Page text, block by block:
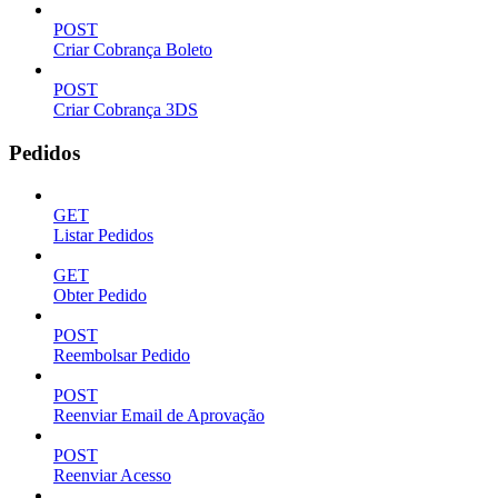
POST
Criar Cobrança Boleto
POST
Criar Cobrança 3DS
Pedidos
GET
Listar Pedidos
GET
Obter Pedido
POST
Reembolsar Pedido
POST
Reenviar Email de Aprovação
POST
Reenviar Acesso